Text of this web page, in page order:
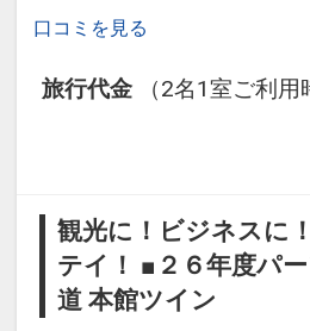
30日
・チェックイン14時～
・当館には無料の駐車
●近隣の契約駐車場（1
～翌12:00 ※大きさ制限
三井のリパーク読売北
（ホテル1F）／三井の
口コミを見る
旅行代金
（2名1室ご利
観光に！ビジネスに
テイ！ ■２６年度パ
道 本館ツイン